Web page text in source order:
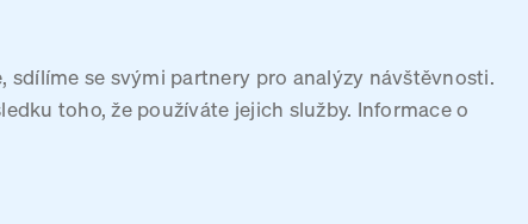
se svými partnery pro analýzy návštěvnosti.
toho, že používáte jejich služby. Informace o